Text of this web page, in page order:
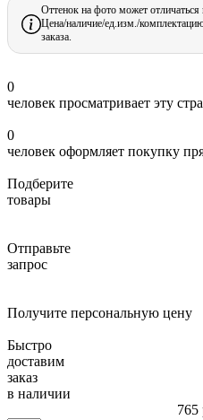
Оттенок на фото может отличаться
Цена/наличие/ед.изм./
заказа.
0
человек просматривает эту
0
человек оформляет покупку
Подберите
товары
Отправьте
запрос
Получите персональную цену
Быстро
доставим
заказ
в наличии
765